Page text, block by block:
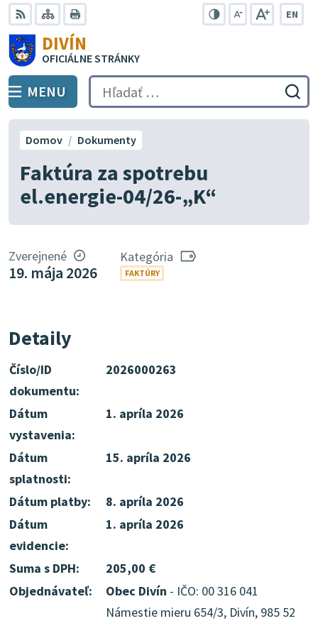
Preskočiť
na
obsah
RSS Mapa
EN
DIVÍN
OFICIÁLNE STRÁNKY
PREPNÚŤ
MENU Hľadať:
Faktúra za spotrebu
el.energie-04/26-„K“
Domov Dokumenty
Zverejnené
19. mája 2026
Kategória
FAKTÚRY
Detaily
Číslo/ID
dokumentu:
2026000263
Dátum
vystavenia:
1. apríla 2026
Dátum
splatnosti:
15. apríla 2026
Dátum platby:
8. apríla 2026
Dátum
evidencie:
1. apríla 2026
Suma s DPH:
205,00 €
Objednávateľ:
Obec Divín - IČO: 00 316 041
Námestie mieru 654/3, Divín, 985 52